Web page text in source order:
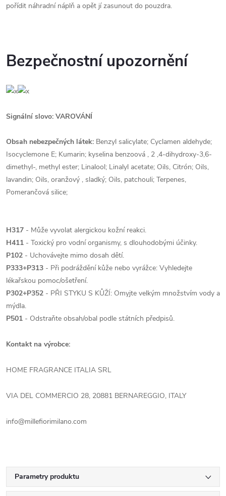
pořídit náhradní náplň a opět jí zasunout do pouzdra.
Bezpečnostní upozornění
Signální slovo: VAROVÁNÍ
Obsah nebezpečných látek: Benzyl salicylate; Cyclamen aldehyde;
Isocyclemone E; Kumarin; kyselina benzoová , 2 ,4-dihydroxy-3,6-
dimethyl-, methyl ester; Linalool; Linalyl acetate; Oils, Citrón; Oils,
lavandin; Oils, oranžový , sladký; Oils, patchouli; Terpenes,
Pomerančová silice;
H317 - Může vyvolat alergickou kožní reakci.
H411 - Toxický pro vodní organismy, s dlouhodobými účinky.
P102 - Uchovávejte mimo dosah dětí.
P333+P313 - Při podráždění kůže nebo vyrážce: Vyhledejte
lékařskou pomoc/ošetření.
P302+P352 - PŘI STYKU S KŮŽÍ: Omyjte velkým množstvím vody a
mýdla.
P501 - Odstraňte obsah/obal podle státních předpisů.
Kontakt na výrobce:
HOME FRAGRANCE ITALIA SRL
VIA DEL COMMERCIO 28, 20881 BERNAREGGIO, ITALY
info@millefiorimilano.com
Parametry produktu